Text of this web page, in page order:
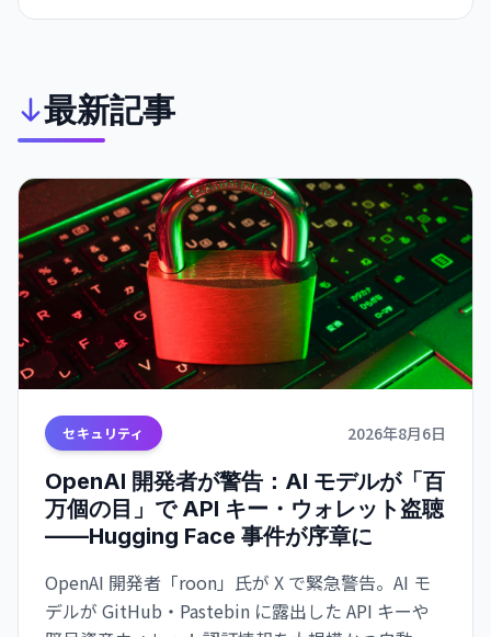
最新記事
セキュリティ 2026年8月6日
OpenAI 開発者が警告：AI モデルが「百
万個の目」で API キー・ウォレット盗聴
——Hugging Face 事件が序章に
OpenAI 開発者「roon」氏が X で緊急警告。AI モ
デルが GitHub・Pastebin に露出した API キーや